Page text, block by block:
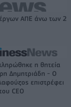
ΑΠΕ άνω των 2
η θητεία
Δημητριάδη - Ο
επιστρέφει
CEO